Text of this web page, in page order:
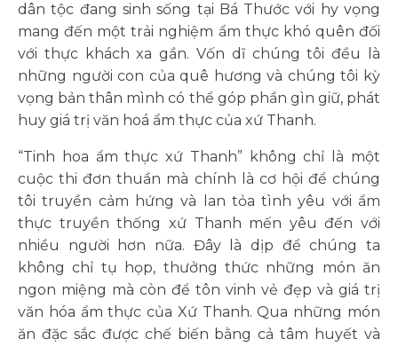
dân tộc đang sinh sống tại Bá Thước với hy vọng
mang đến một trải nghiệm ẩm thực khó quên đối
với thực khách xa gần. Vốn dĩ chúng tôi đều là
những người con của quê hương và chúng tôi kỳ
vọng bản thân mình có thể góp phần gìn giữ, phát
huy giá trị văn hoá ẩm thực của xứ Thanh.
“Tinh hoa ẩm thực xứ Thanh” không chỉ là một
cuộc thi đơn thuần mà chính là cơ hội để chúng
tôi truyền cảm hứng và lan tỏa tình yêu với ẩm
thực truyền thống xứ Thanh mến yêu đến với
nhiều người hơn nữa. Đây là dịp để chúng ta
không chỉ tụ họp, thưởng thức những món ăn
ngon miệng mà còn để tôn vinh vẻ đẹp và giá trị
văn hóa ẩm thực của Xứ Thanh. Qua những món
ăn đặc sắc được chế biến bằng cả tâm huyết và